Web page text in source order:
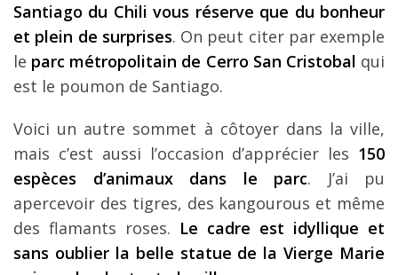
Santiago du Chili vous réserve que du bonheur
et plein de surprises. On peut citer par exemple
le parc métropolitain de Cerro San Cristobal qui
est le poumon de Santiago.
Voici un autre sommet à côtoyer dans la ville,
mais c’est aussi l’occasion d’apprécier les 150
espèces d’animaux dans le parc. J’ai pu
apercevoir des tigres, des kangourous et même
des flamants roses. Le cadre est idyllique et
sans oublier la belle statue de la Vierge Marie